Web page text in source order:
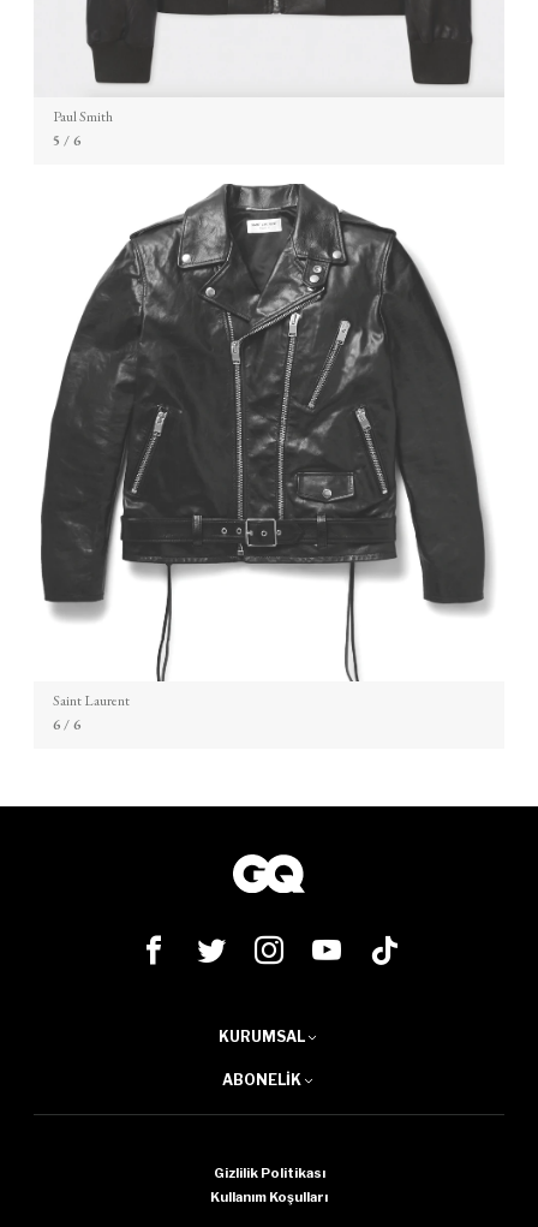
Paul Smith
5 / 6
Saint Laurent
6/ 6
KURUMSAL
ABONELIK
Gizlilik Politikası
Kullanım Koşulları